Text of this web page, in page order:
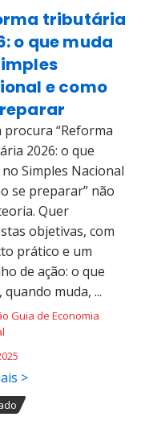
tributária
o que muda
e como
procura “Reforma
2026: o que
Simples Nacional
se preparar” não
Quer
objetivas, com
prático e um
de ação: o que
quando muda, ...
Guia de Economia
>